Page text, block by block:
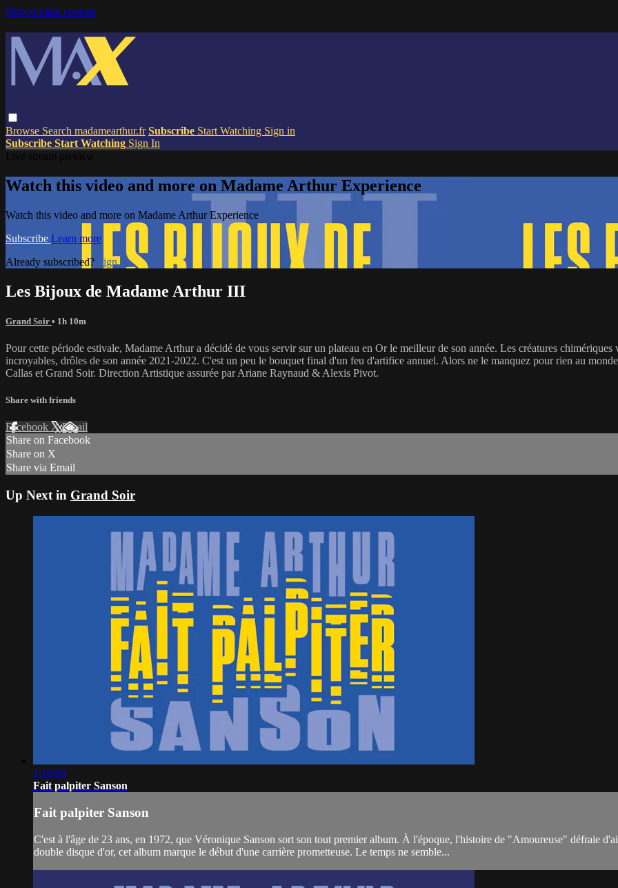
Skip to main content
Browse Search madamearthur.fr Subscribe Start Watching Sign in
Subscribe Start Watching Sign In
Watch this video and more on Madame Arthur Experience
Watch this video and more on Madame Arthur Experience
Subscribe Learn more
Already subscribed?
Sign in
Les Bijoux de Madame Arthur III
Grand Soir • 1h 10m
Pour cette période estivale, Madame Arthur a décidé de vous servir sur un plateau en Or le meilleur de son année. Les créatures
incroyables, drôles de son année 2021-2022. C'est un peu le bouquet final d'un feu d'artifice annuel. Alors ne le manquez pour rien au
Callas et Grand Soir. Direction Artistique assurée par Ariane Raynaud & Alexis Pivot.
Share with friends
Facebook XEmail
Share on Facebook
Share on X
Share via Email
Up Next in Grand Soir
1:18:09
Fait palpiter Sanson
Fait palpiter Sanson
C'est à l'âge de 23 ans, en 1972, que Véronique Sanson sort son tout premier album. À l'époque, l'histoire de "Amoureuse" défraie
double disque d'or, cet album marque le début d'une carrière prometteuse. Le temps ne semble...